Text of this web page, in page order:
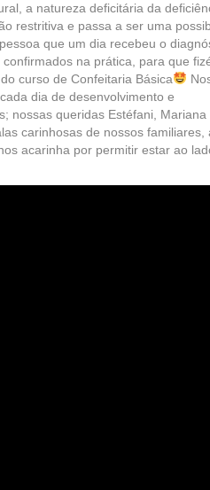
a natureza deficitária da
restritiva e passa a ser uma
que um dia recebeu o
na prática, para que
curso de Confeitaria Básica
dia de desenvolvimento e
nossas queridas Estéfani, Mariana
carinhosas de nossos familiares,
acarinha por permitir estar ao